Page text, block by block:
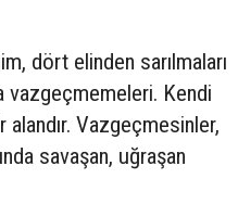
dört elinden sarılmaları
vazgeçmemeleri. Kendi
Vazgeçmesinler,
savaşan, uğraşan